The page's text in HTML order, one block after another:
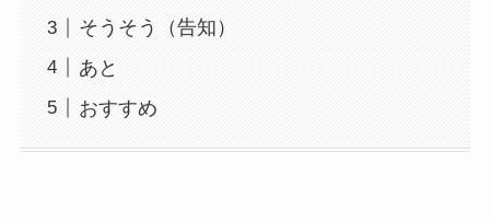
そうそう（告知）
あと
おすすめ